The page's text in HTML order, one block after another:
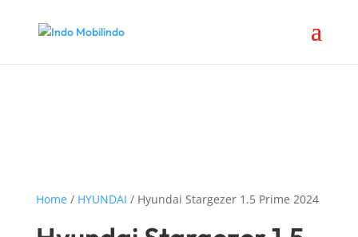
Home/ HYUNDAI / Hyundai Stargezer 1.5 Prime 2024